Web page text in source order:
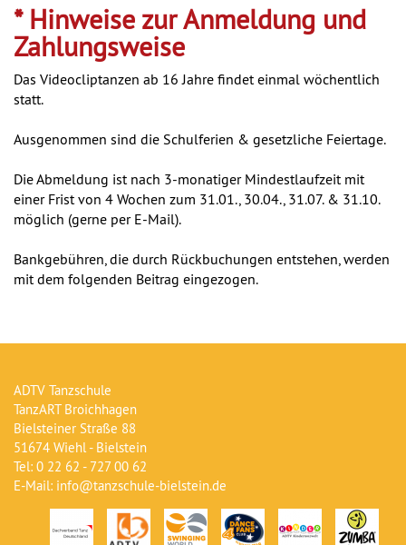
* Hinweise zur Anmeldung und
Zahlungsweise
Das Videocliptanzen ab 16 Jahre findet einmal wöchentlich
statt.
Ausgenommen sind die Schulferien & gesetzliche Feiertage.
Die Abmeldung ist nach 3-monatiger Mindestlaufzeit mit
einer Frist von 4 Wochen zum 31.01., 30.04., 31.07. & 31.10.
möglich (gerne per E-Mail).
Bankgebühren, die durch Rückbuchungen entstehen, werden
mit dem folgenden Beitrag eingezogen.
ADTV Tanzschule
TanzART Broichhagen
Bielsteiner Straße 88
51674 Wiehl - Bielstein
Tel: 0 22 62 - 727 00 62
E-Mail: info@tanzschule-bielstein.de